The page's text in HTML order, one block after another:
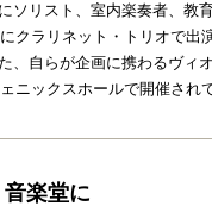
ソリスト、室内楽奏者、教
クラリネット・トリオで
、自らが企画に携わるヴ
ニックスホールで開催され
楽堂に